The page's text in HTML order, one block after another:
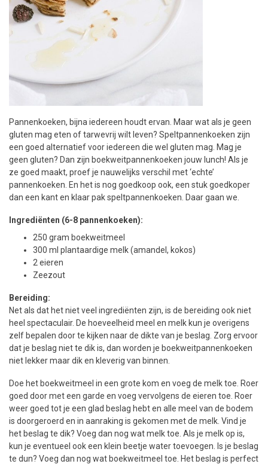
Pannenkoeken, bijna iedereen houdt ervan. Maar wat als je geen
gluten mag eten of tarwevrij wilt leven? Speltpannenkoeken zijn
een goed alternatief voor iedereen die wel gluten mag. Mag je
geen gluten? Dan zijn boekweitpannenkoeken jouw lunch! Als je
ze goed maakt, proef je nauwelijks verschil met ‘echte’
pannenkoeken. En het is nog goedkoop ook, een stuk goedkoper
dan een kant en klaar pak speltpannenkoeken. Daar gaan we.
Ingrediënten (6-8 pannenkoeken):
250 gram boekweitmeel
300 ml plantaardige melk (amandel, kokos)
2 eieren
Zeezout
Bereiding:
Net als dat het niet veel ingrediënten zijn, is de bereiding ook niet
heel spectaculair. De hoeveelheid meel en melk kun je overigens
zelf bepalen door te kijken naar de dikte van je beslag. Zorg ervoor
dat je beslag niet te dik is, dan worden je boekweitpannenkoeken
niet lekker maar dik en kleverig van binnen.
Doe het boekweitmeel in een grote kom en voeg de melk toe. Roer
goed door met een garde en voeg vervolgens de eieren toe. Roer
weer goed tot je een glad beslag hebt en alle meel van de bodem
is doorgeroerd en in aanraking is gekomen met de melk. Vind je
het beslag te dik? Voeg dan nog wat melk toe. Als je melk op is,
kun je eventueel ook een klein beetje water toevoegen. Is je beslag
te dun? Voeg dan nog wat boekweitmeel toe. Het beslag is perfect